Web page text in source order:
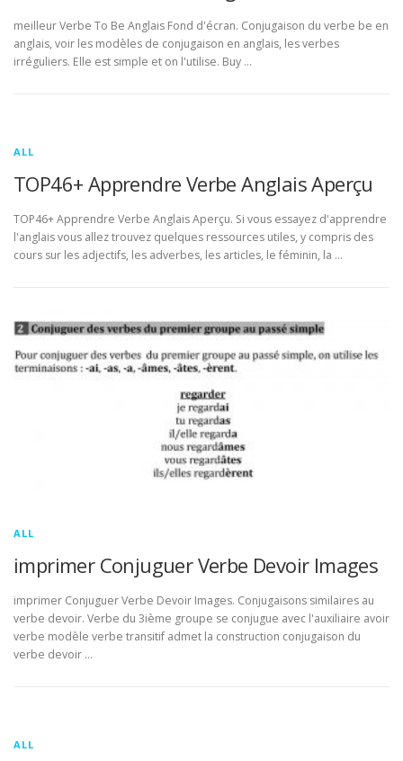
meilleur Verbe To Be Anglais Fond d'écran. Conjugaison du verbe be en
anglais, voir les modèles de conjugaison en anglais, les verbes
irréguliers. Elle est simple et on l'utilise. Buy …
ALL
TOP46+ Apprendre Verbe Anglais Aperçu
TOP46+ Apprendre Verbe Anglais Aperçu. Si vous essayez d'apprendre
l'anglais vous allez trouvez quelques ressources utiles, y compris des
cours sur les adjectifs, les adverbes, les articles, le féminin, la …
ALL
imprimer Conjuguer Verbe Devoir Images
imprimer Conjuguer Verbe Devoir Images. Conjugaisons similaires au
verbe devoir. Verbe du 3ième groupe se conjugue avec l'auxiliaire avoir
verbe modèle verbe transitif admet la construction conjugaison du
verbe devoir …
ALL